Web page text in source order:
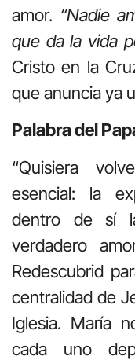
amor. “Nadie
que da la vida
Cristo en la
que anuncia ya
Palabra del
“Quisiera
esencial: la
dentro de sí
verdadero
Redescubrid
centralidad de
Iglesia. María
cada uno